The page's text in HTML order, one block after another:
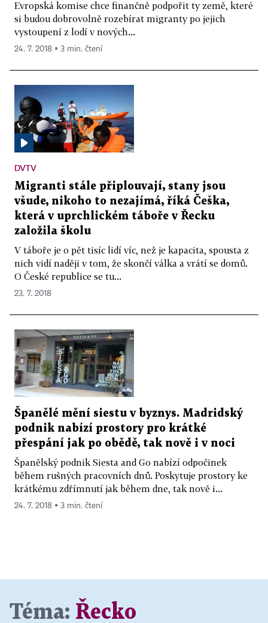
Evropská komise chce finančně podpořit ty země, které
si budou dobrovolně rozebírat migranty po jejich
vystoupení z lodí v nových...
24. 7. 2018 ▪ 3 min. čtení
DVTV
Migranti stále připlouvají, stany jsou
všude, nikoho to nezajímá, říká Češka,
která v uprchlickém táboře v Řecku
založila školu
V táboře je o pět tisíc lidí víc, než je kapacita, spousta z
nich vidí naději v tom, že skončí válka a vrátí se domů.
O České republice se tu...
23. 7. 2018
Španělé mění siestu v byznys. Madridský
podnik nabízí prostory pro krátké
přespání jak po obědě, tak nově i v noci
Španělský podnik Siesta and Go nabízí odpočinek
během rušných pracovních dnů. Poskytuje prostory ke
krátkému zdřímnutí jak během dne, tak nově i...
24. 7. 2018 ▪ 3 min. čtení
Téma: Řecko